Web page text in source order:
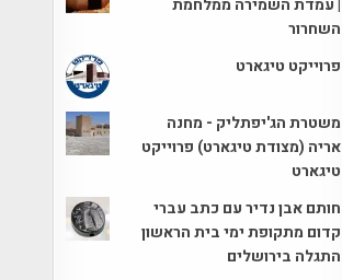
| עמדת השמירה ממלחמת
השחרור
פרוייקט טיגארט
משטרת הג'יפתליק - מחנה
אריה (מצודת טיגארט) פרוייקט
טיגארט
חותם אבן נדיר עם כתב עברי
קדום מתקופת ימי בית הראשון
התגלה בירושלים